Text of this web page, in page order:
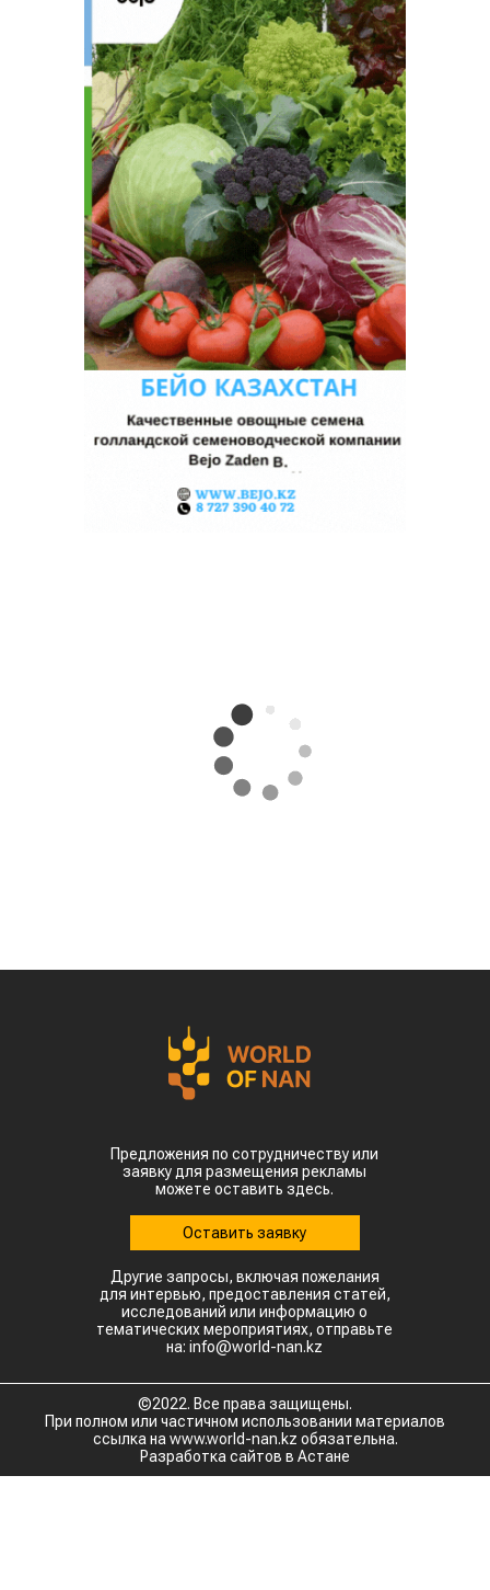
Предложения по сотрудничеству или
заявку для размещения рекламы
можете оставить здесь.
Оставить заявку
Другие запросы, включая пожелания
для интервью, предоставления статей,
исследований или информацию о
тематических мероприятиях, отправьте
на: info@world-nan.kz
©2022. Все права защищены.
При полном или частичном использовании материалов
ссылка на www.world-nan.kz обязательна.
Разработка сайтов в Астане